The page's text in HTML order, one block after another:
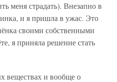
меня страдать). Внезапно в
и я пришла в ужас. Это
своими собственными
я приняла решение стать
веществах и вообще о